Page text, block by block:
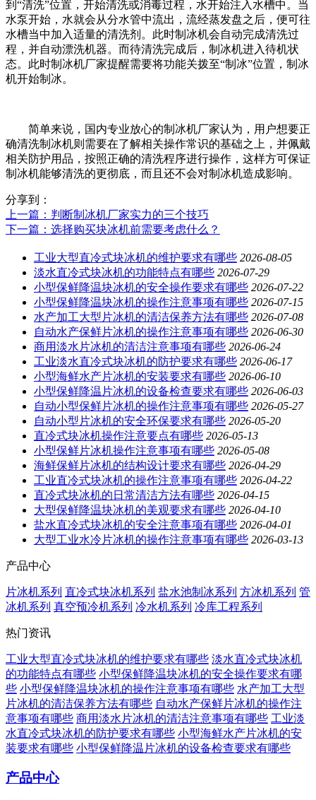
到“清洗”位置，开始清洗或消毒过程，水开始注入水槽中。当
水泵开始，水就会从分水管中流出，流经蒸发盘之后，便可往
水槽当中加入适量的清洗剂。此时制冰机会自动完成清洗过
程，并自动漂洗机器。而待清洗完成后，制冰机进入待机状
态。此时制冰机厂家提醒需要将功能关拨至“制冰”位置，制冰
机开始制冰。
简单来说，国内专业放心的制冰机厂家认为，用户想要正
确清洗制冰机则需要在了解相关操作常识的基础之上，并佩戴
相关防护用品，按照正确的清洗程序进行操作，这样方可保证
制冰机能够清洗的更彻底，而且还不会对制冰机造成影响。
分享到：
上一篇 ：判断制冰机厂家实力的三个技巧
下一篇 ：选择购买块冰机前需要考虑什么？
工业大型直冷式块冰机的维护要求有哪些 2026-08-05
淡水直冷式块冰机的功能特点有哪些 2026-07-29
小型保鲜降温块冰机的安全操作要求有哪些 2026-07-22
小型保鲜降温块冰机的操作注意事项有哪些 2026-07-15
水产加工大型片冰机的清洁保养方法有哪些 2026-07-08
自动水产保鲜片冰机的操作注意事项有哪些 2026-06-30
商用淡水片冰机的清洁注意事项有哪些 2026-06-24
工业淡水直冷式块冰机的防护要求有哪些 2026-06-17
小型海鲜水产片冰机的安装要求有哪些 2026-06-10
小型保鲜降温片冰机的设备检查要求有哪些 2026-06-03
自动小型保鲜片冰机的操作注意事项有哪些 2026-05-27
自动小型片冰机的安全环保要求有哪些 2026-05-20
直冷式块冰机操作注意要点有哪些 2026-05-13
小型保鲜片冰机操作注意事项有哪些 2026-05-08
海鲜保鲜片冰机的结构设计要求有哪些 2026-04-29
工业直冷式块冰机的操作注意事项有哪些 2026-04-22
直冷式块冰机的日常清洁方法有哪些 2026-04-15
大型保鲜降温块冰机的美观要求有哪些 2026-04-10
盐水直冷式块冰机的安全注意事项有哪些 2026-04-01
大型工业水冷片冰机的操作注意事项有哪些 2026-03-13
产品中心
片冰机系列 直冷式块冰机系列 盐水池制冰系列 方冰机系列 管
冰机系列 真空预冷机系列 冷水机系列 冷库工程系列
热门资讯
工业大型直冷式块冰机的维护要求有哪些 淡水直冷式块冰机
的功能特点有哪些 小型保鲜降温块冰机的安全操作要求有哪
些 小型保鲜降温块冰机的操作注意事项有哪些 水产加工大型
片冰机的清洁保养方法有哪些 自动水产保鲜片冰机的操作注
意事项有哪些 商用淡水片冰机的清洁注意事项有哪些 工业淡
水直冷式块冰机的防护要求有哪些 小型海鲜水产片冰机的安
装要求有哪些 小型保鲜降温片冰机的设备检查要求有哪些
产品中心